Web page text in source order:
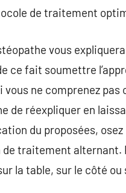
de traitement
vous
ce fait soumettre
ne comprenez pas
de réexpliquer en
du proposées,
de traitement
la table, sur le côté